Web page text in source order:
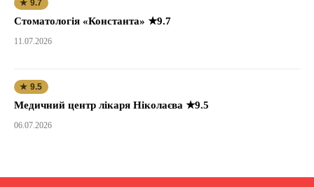
★ 9.7
Стоматологія «Константа» ★9.7
11.07.2026
★ 9.5
Медичний центр лікаря Ніколаєва ★9.5
06.07.2026